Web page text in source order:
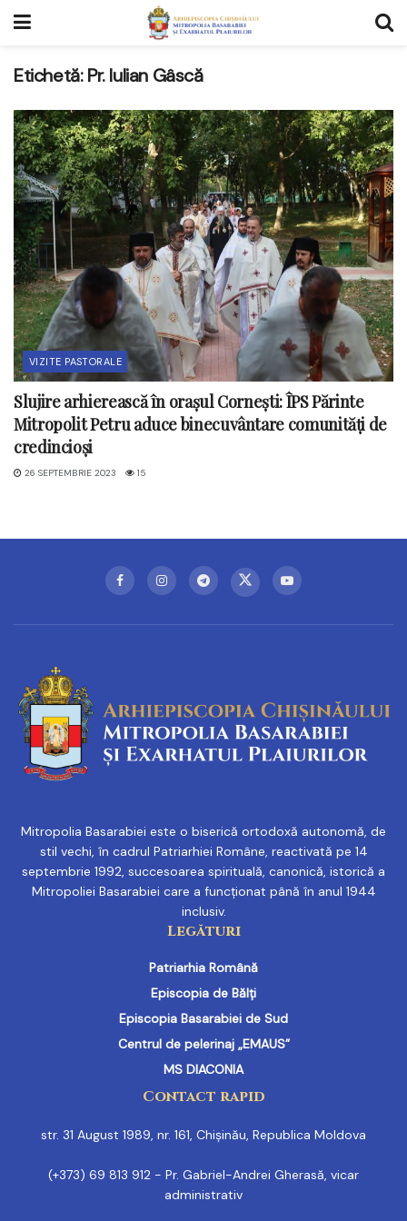
Etichetă:Pr. Iulian Gâscă
VIZITE PASTORALE
Slujire arhierească în orașul Cornești: ÎPS Părinte
Mitropolit Petru aduce binecuvântare comunități de
credincioși
26 SEPTEMBRIE 2023 15
Mitropolia Basarabiei este o biserică ortodoxă autonomă, de
stil vechi, în cadrul Patriarhiei Române, reactivată pe 14
septembrie 1992, succesoarea spirituală, canonică, istorică a
Mitropoliei Basarabiei care a funcționat până în anul 1944
inclusiv.
Legături
Patriarhia Română
Episcopia de Bălți
Episcopia Basarabiei de Sud
Centrul de pelerinaj „EMAUS”
MS DIACONIA
Contact rapid
str. 31 August 1989, nr. 161, Chișinău, Republica Moldova
(+373) 69 813 912 - Pr. Gabriel-Andrei Gherasă, vicar
administrativ